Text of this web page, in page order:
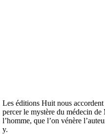
Les éditions Huit nous
percer le mystère du médecin
l’homme, que l’on vénère
y.